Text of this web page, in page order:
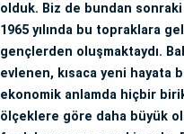
olduk. Biz de bundan
1965 yılında bu topraklara
gençlerden oluşmaktaydı.
evlenen, kısaca yeni hayata
ekonomik anlamda hiçbir
ölçeklere göre daha büyük